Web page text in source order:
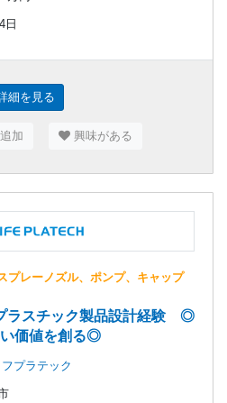
日
細を見る
加 興味がある
プレーノズル、ポンプ、キャップ
ラスチック製品設計経験 ◎
価値を創る◎
プラテック